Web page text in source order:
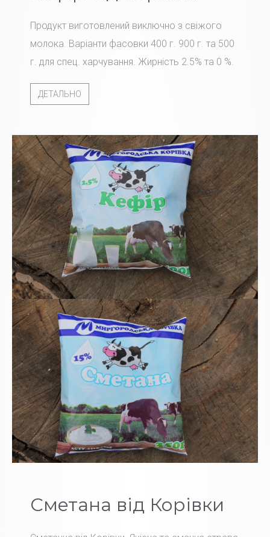
Продукт виготовлений виключно з свіжого
молока. Варіанти фасовки 400 г. 900 г. та 500
г. для спец. харчування. Жирність 2.5% та 0 %.
ДЕТАЛЬНО
Сметана від Корівки